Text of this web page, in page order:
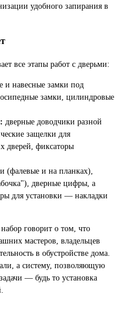
удобного запирания в
все этапы работ с дверьми:
и навесные замки под
замки, цилиндровые
дверные доводчики разной
защелки для
дверей, фиксаторы
(фалевые и на планках),
дверные цифры, а
для установки — накладки
говорит о том, что
мастеров, владельцев
в обустройстве дома.
а систему, позволяющую
— будь то установка